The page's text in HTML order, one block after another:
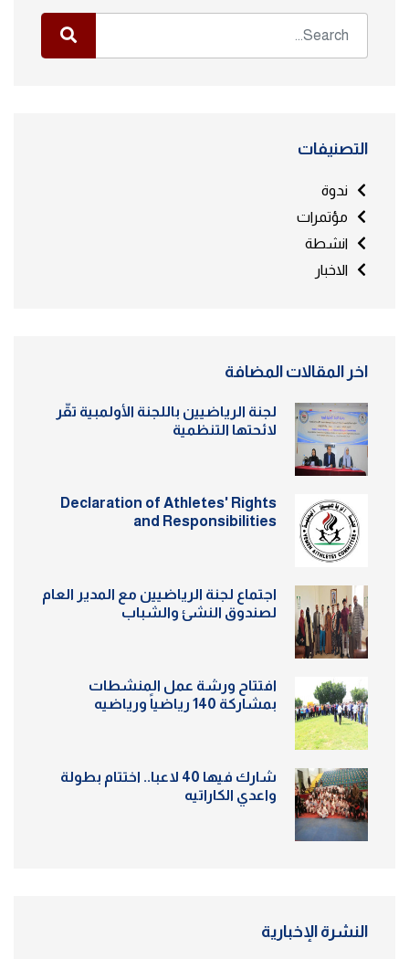
التصنيفات
ندوة
مؤتمرات
انشطة
الاخبار
اخر المقالات المضافة
لجنة الرياضيين باللجنة الأولمبية تقّر
لائحتها التنظمية
Declaration of Athletes' Rights
and Responsibilities
اجتماع لجنة الرياضيين مع المدير العام
لصندوق النشئ والشباب
افتتاح ورشة عمل المنشطات
بمشاركة 140 رياضياً ورياضيه
شارك فيها 40 لاعبا.. اختتام بطولة
واعدي الكاراتيه
النشرة الإخبارية